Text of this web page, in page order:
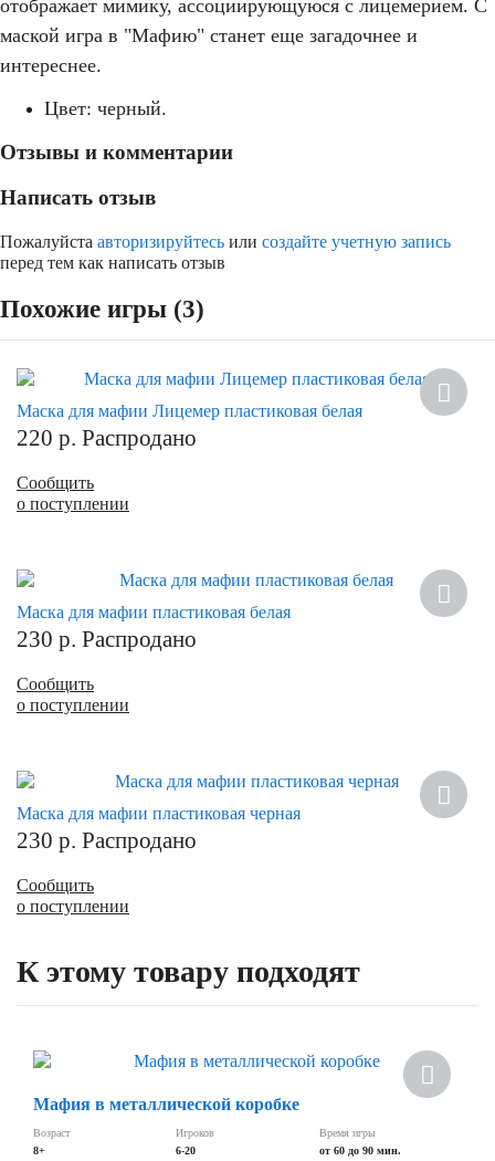
отображает мимику, ассоциирующуюся с лицемерием. С
маской игра в "Мафию" станет еще загадочнее и
интереснее.
Цвет: черный.
Отзывы и комментарии
Написать отзыв
Пожалуйста авторизируйтесь или создайте учетную запись
перед тем как написать отзыв
Похожие игры (3)
Маска для мафии Лицемер пластиковая белая
220 р. Распродано
Сообщить
о поступлении
Маска для мафии пластиковая белая
230 р. Распродано
Сообщить
о поступлении
Маска для мафии пластиковая черная
230 р. Распродано
Сообщить
о поступлении
К этому товару подходят
Мафия в металлической коробке
Возраст
8+
Игроков
6-20
Время игры
от 60 до 90 мин.